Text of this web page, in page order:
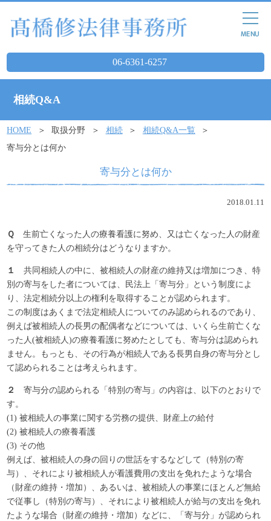
06-6361-6257
相続Q&A
HOME 取扱分野 相続
相続Q&A一覧
寄与分とは何か
寄与分とは何か
2018.01.11
Ｑ 生前亡くなった人の療養看護に努め、又は亡くなった人の財産
を守ってきた人の相続分はどうなりますか。
１共同相続人の中に、被相続人の財産の維持又は増加につき、特
別の寄与をした者については、民法上「寄与分」という制度によ
り、法定相続分以上の権利を取得することが認められます。
この制度はあくまで法定相続人についてのみ認められるのであり、
例えば被相続人の長男の配偶者などについては、いくら生前亡くな
った人(被相続人)の療養看護に努めたとしても、寄与分は認められ
ません。もっとも、その行為が相続人である長男自身の寄与分とし
て認められることは考えられます。
２
寄与分の認められる「特別の寄与」の内容は、以下のとおりで
す。
(1) 被相続人の事業に関する労務の提供、財産上の給付
(2) 被相続人の療養看護
(3) その他
例えば、被相続人の身の回りの世話をするなどして（特別の寄
与）、それにより被相続人が看護費用の支出を免れたような場合
（財産の維持・増加）、あるいは、被相続人の事業にほとんど無給
で従事し（特別の寄与）、それにより被相続人が給与の支出を免れ
たような場合（財産の維持・増加）などに、「寄与分」が認められ